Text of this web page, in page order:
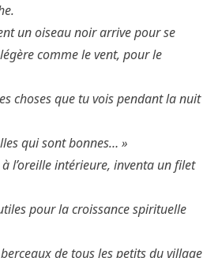
un oiseau noir arrive pour se
comme le vent, pour le
choses que tu vois pendant la nuit
qui sont bonnes… »
l’oreille intérieure, inventa un filet
pour la croissance spirituelle
de tous les petits du village